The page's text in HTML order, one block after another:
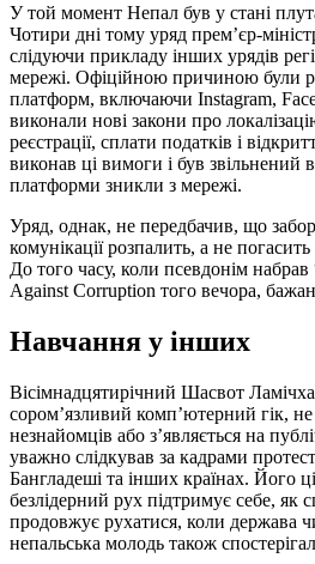
У той момент Непал був у стані
Чотири дні тому уряд прем’єр-
слідуючи прикладу інших урядів
мережі. Офіційною причиною були
платформ, включаючи Instagram,
виконали нові закони про
реєстрації, сплати податків і
виконав ці вимоги і був звільнений
платформи зникли з мережі.
Уряд, однак, не передбачив, що
комунікації розпалить, а не
До того часу, коли псевдонім набрав
Against Corruption того вечора,
Навчання у інших
Вісімнадцятирічний Шасвот
сором’язливий комп’ютерний гік,
незнайомців або з’являється на
уважно слідкував за кадрами
Бангладеші та інших країнах. Його
безлідерний рух підтримує себе, як
продовжує рухатися, коли держава
непальська молодь також